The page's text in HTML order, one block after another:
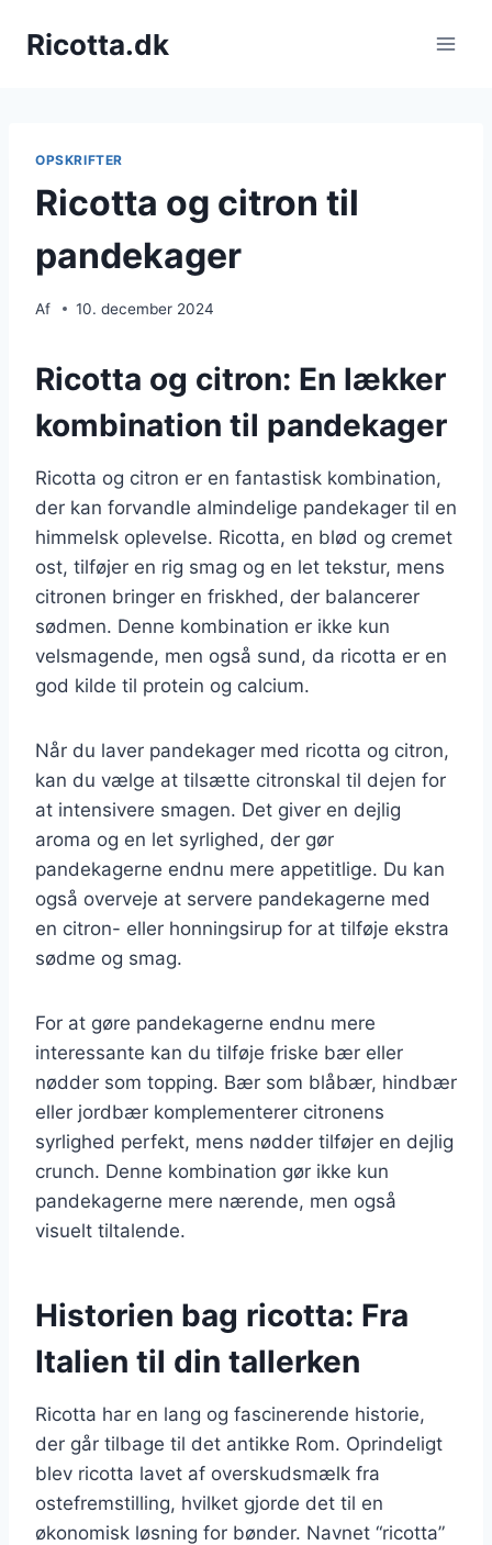
Ricotta.dk
OPSKRIFTER
Ricotta og citron til
pandekager
Af 10. december 2024
Ricotta og citron: En lækker
kombination til pandekager
Ricotta og citron er en fantastisk kombination,
der kan forvandle almindelige pandekager til en
himmelsk oplevelse. Ricotta, en blød og cremet
ost, tilføjer en rig smag og en let tekstur, mens
citronen bringer en friskhed, der balancerer
sødmen. Denne kombination er ikke kun
velsmagende, men også sund, da ricotta er en
god kilde til protein og calcium.
Når du laver pandekager med ricotta og citron,
kan du vælge at tilsætte citronskal til dejen for
at intensivere smagen. Det giver en dejlig
aroma og en let syrlighed, der gør
pandekagerne endnu mere appetitlige. Du kan
også overveje at servere pandekagerne med
en citron- eller honningsirup for at tilføje ekstra
sødme og smag.
For at gøre pandekagerne endnu mere
interessante kan du tilføje friske bær eller
nødder som topping. Bær som blåbær, hindbær
eller jordbær komplementerer citronens
syrlighed perfekt, mens nødder tilføjer en dejlig
crunch. Denne kombination gør ikke kun
pandekagerne mere nærende, men også
visuelt tiltalende.
Historien bag ricotta: Fra
Italien til din tallerken
Ricotta har en lang og fascinerende historie,
der går tilbage til det antikke Rom. Oprindeligt
blev ricotta lavet af overskudsmælk fra
ostefremstilling, hvilket gjorde det til en
økonomisk løsning for bønder. Navnet “ricotta”